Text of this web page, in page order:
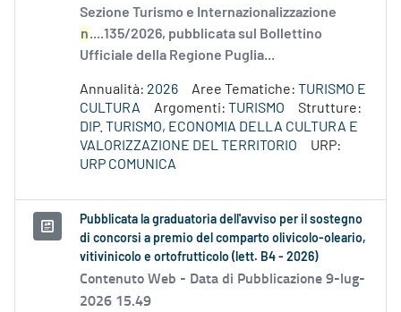
Sezione Turismo e Internazionalizzazione
n....135/2026, pubblicata sul Bollettino
Ufficiale della Regione Puglia...
Annualità: 2026 Aree Tematiche: TURISMO E
CULTURA
Argomenti: TURISMO
Strutture:
DIP. TURISMO, ECONOMIA DELLA CULTURA E
VALORIZZAZIONE DEL TERRITORIO
URP:
URP COMUNICA
Pubblicata la graduatoria dell'avviso per il sostegno
di concorsi a premio del comparto olivicolo-oleario,
vitivinicolo e ortofrutticolo (lett. B4 - 2026)
Contenuto Web - Data di Pubblicazione 9-lug-
2026 15.49